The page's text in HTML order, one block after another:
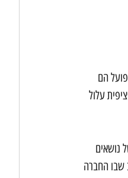
הם
עלול
נושאים
שבו החברה